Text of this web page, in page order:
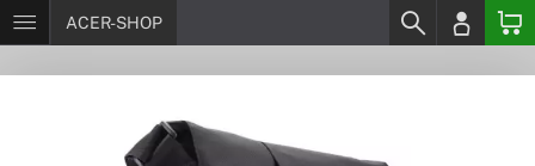
ACER-SHOP